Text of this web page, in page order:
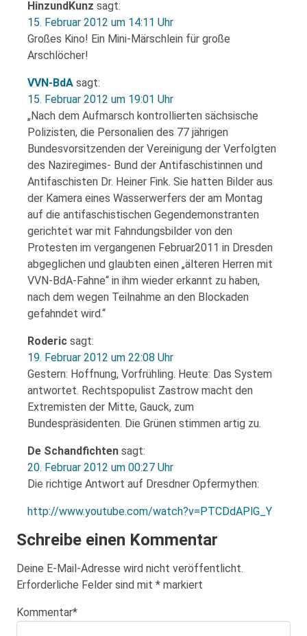
HinzundKunz sagt:
15. Februar 2012 um 14:11 Uhr
Großes Kino! Ein Mini-Märschlein für große
Arschlöcher!
VVN-BdA sagt:
15. Februar 2012 um 19:01 Uhr
„Nach dem Aufmarsch kontrollierten sächsische
Polizisten, die Personalien des 77 jährigen
Bundesvorsitzenden der Vereinigung der Verfolgten
des Naziregimes- Bund der Antifaschistinnen und
Antifaschisten Dr. Heiner Fink. Sie hatten Bilder aus
der Kamera eines Wasserwerfers der am Montag
auf die antifaschistischen Gegendemonstranten
gerichtet war mit Fahndungsbilder von den
Protesten im vergangenen Februar2011 in Dresden
abgeglichen und glaubten einen „älteren Herren mit
VVN-BdA-Fahne“ in ihm wieder erkannt zu haben,
nach dem wegen Teilnahme an den Blockaden
gefahndet wird.“
Roderic sagt:
19. Februar 2012 um 22:08 Uhr
Gestern: Hoffnung, Vorfrühling. Heute: Das System
antwortet. Rechtspopulist Zastrow macht den
Extremisten der Mitte, Gauck, zum
Bundespräsidenten. Die Grünen stimmen artig zu.
De Schandfichten sagt:
20. Februar 2012 um 00:27 Uhr
Die richtige Antwort auf Dresdner Opfermythen:
http://www.youtube.com/watch?v=PTCDdAPlG_Y
Schreibe einen Kommentar
Deine E-Mail-Adresse wird nicht veröffentlicht.
Erforderliche Felder sind mit * markiert
Kommentar*